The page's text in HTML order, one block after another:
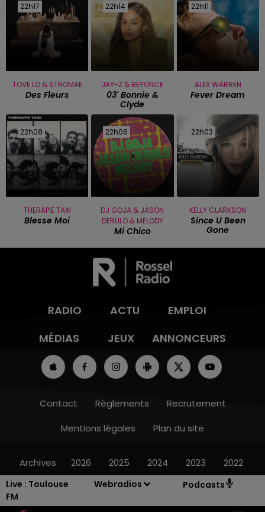
Live : Toulouse
FM
Webradios Podcasts
22h17
22h17
TOVE LO & STROMAE
Des Fleurs
22h14
22h14
JAY-Z & BEYONCE
03' Bonnie &
Clyde
22h11
22h11
ALEX WARREN
Fever Dream
22h08
22h08
THERAPIE TAXI
Blesse Moi
22h06
22h06
DJ GOJA & JASON
DERULO & MELODY
Mi Chico
22h03
22h03
KELLY CLARKSON
Since U Been
Gone
RADIO ACTU
EMPLOI
MÉDIAS
JEUX ANNONCEURS
Contact Règlements
Recrutement
Mentions légales
Plan du site
Archives 2026 2025 2024 2023 2022